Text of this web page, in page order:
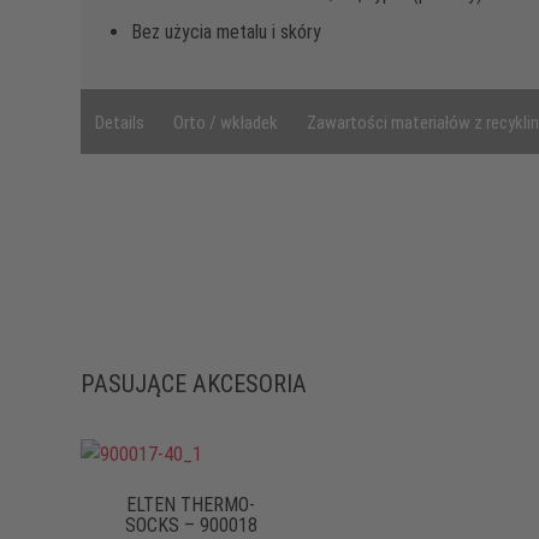
Bez użycia metalu i skóry
Details Orto / wkładek Zawartości materiałów z
PASUJĄCE AKCESORIA
ELTEN THERMO-
SOCKS – 900018